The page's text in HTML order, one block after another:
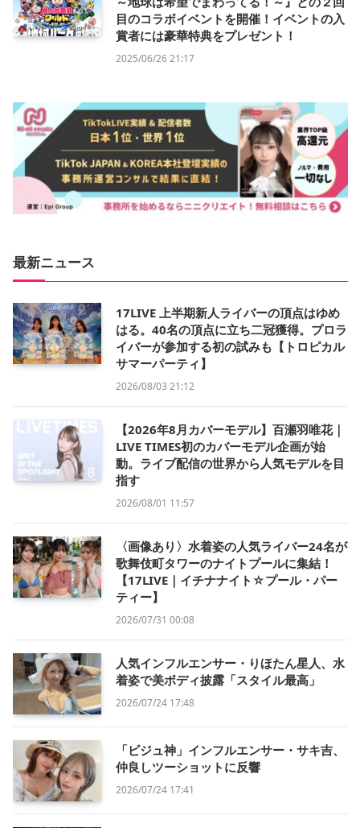
目のコラボイベントを開催！イベントの入
賞者には豪華特典をプレゼント！
2025/06/26 21:17
最新ニュース
17LIVE 上半期新人ライバーの頂点はゆめ
はる。40名の頂点に立ち二冠獲得。プロラ
イバーが参加する初の試みも【トロピカル
サマーパーティ】
2026/08/03 21:12
【2026年8月カバーモデル】百瀬羽唯花｜
LIVE TIMES初のカバーモデル企画が始
動。ライブ配信の世界から人気モデルを目
指す
2026/08/01 11:57
〈画像あり〉水着姿の人気ライバー24名が
歌舞伎町タワーのナイトプールに集結！
【17LIVE｜イチナナイト☆プール・パー
ティー】
2026/07/31 00:08
人気インフルエンサー・りほたん星人、水
着姿で美ボディ披露「スタイル最高」
2026/07/24 17:48
「ビジュ神」インフルエンサー・サキ吉、
仲良しツーショットに反響
2026/07/24 17:41